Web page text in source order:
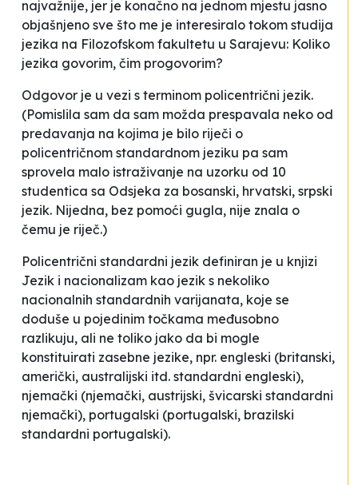
najvažnije, jer je konačno na jednom mjestu jasno
objašnjeno sve što me je interesiralo tokom studija
jezika na Filozofskom fakultetu u Sarajevu: Koliko
jezika govorim, čim progovorim?
Odgovor je u vezi s terminom policentrični jezik.
(Pomislila sam da sam možda prespavala neko od
predavanja na kojima je bilo riječi o
policentričnom standardnom jeziku pa sam
sprovela malo istraživanje na uzorku od 10
studentica sa Odsjeka za bosanski, hrvatski, srpski
jezik. Nijedna, bez pomoći gugla, nije znala o
čemu je riječ.)
Policentrični standardni jezik definiran je u knjizi
Jezik i nacionalizam kao jezik s nekoliko
nacionalnih standardnih varijanata, koje se
doduše u pojedinim točkama međusobno
razlikuju, ali ne toliko jako da bi mogle
konstituirati zasebne jezike, npr. engleski (britanski,
američki, australijski itd. standardni engleski),
njemački (njemački, austrijski, švicarski standardni
njemački), portugalski (portugalski, brazilski
standardni portugalski).